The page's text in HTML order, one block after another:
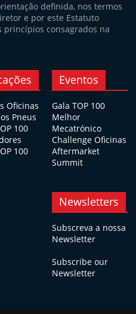
definida, nos termos
e por este Estatuto
princípios consagrados na
Oficinas
Pneus
100
100
Eventos
Gala TOP 100
Melhor
Mecatrónico
Challenge Oficinas
Aftermarket
Summit
Newsletters
Subscreva a nossa
Newsletter
Subscribe our
Newsletter